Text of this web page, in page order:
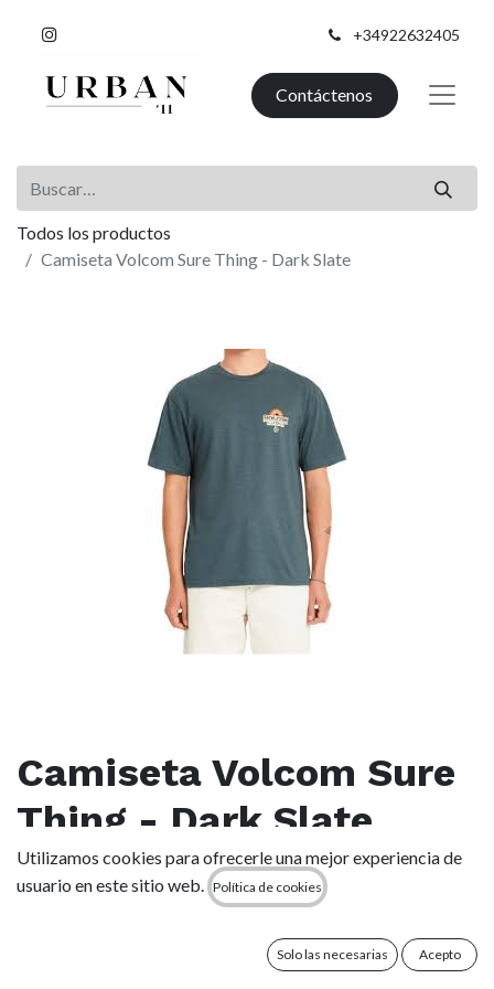
+34922632405
Contáctenos
Todos los productos
Camiseta Volcom Sure Thing - Dark Slate
Camiseta Volcom Sure
Thing - Dark Slate
(0 reseña)
Utilizamos cookies para ofrecerle una mejor experiencia de
usuario en este sitio web.
Política de cookies
Solo las necesarias Acepto